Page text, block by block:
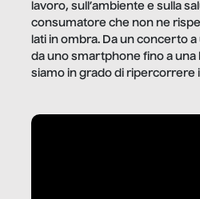
lavoro, sull’ambiente e sulla
consumatore che non ne
lati in ombra. Da un concerto
da uno smartphone fino a una
siamo in grado di ripercorrere
dietro gli oggetti e i servizi che